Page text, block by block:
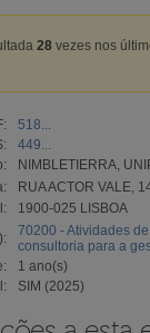
28 vezes nos
518...
449...
NIMBLETIERRA,
RUA ACTOR VALE,
1900-025 LISBOA
70200 - Atividades
consultoria para a
1 ano(s)
SIM (2025)